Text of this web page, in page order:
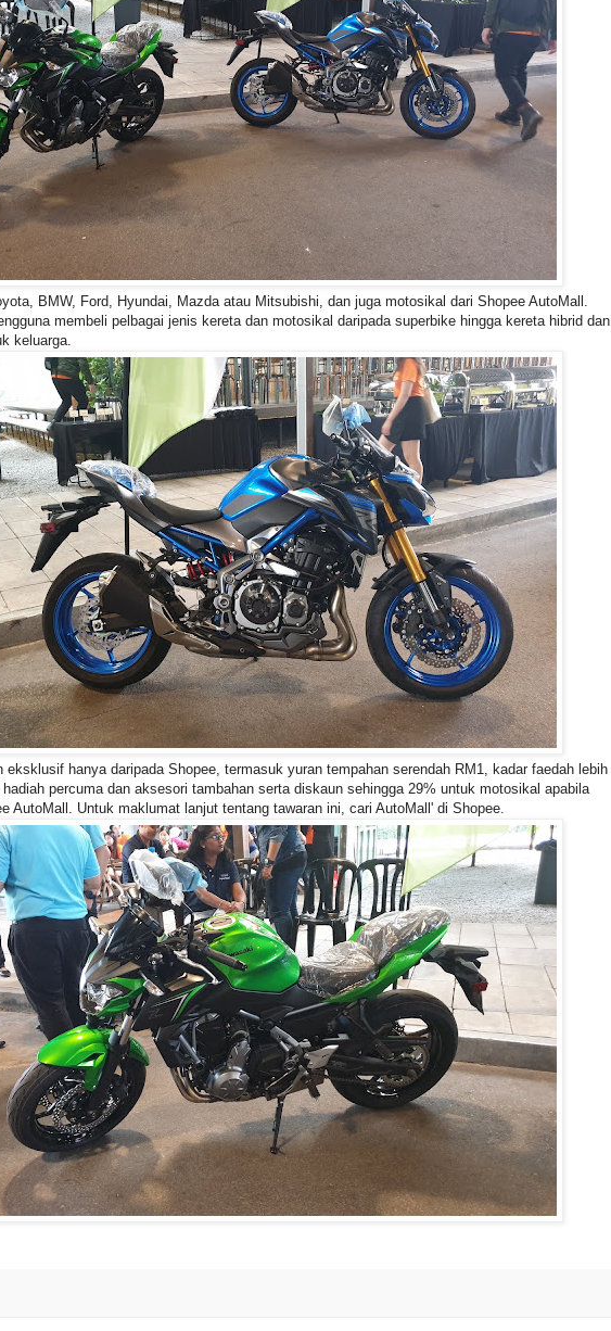
BMW, Ford, Hyundai, Mazda atau Mitsubishi, dan juga motosikal dari Shopee AutoMall.
membeli pelbagai jenis kereta dan motosikal daripada superbike hingga kereta hibrid dan
keluarga.
eksklusif hanya daripada Shopee, termasuk yuran tempahan serendah RM1, kadar faedah lebih
percuma dan aksesori tambahan serta diskaun sehingga 29% untuk motosikal apabila
AutoMall. Untuk maklumat lanjut tentang tawaran ini, cari AutoMall' di Shopee.